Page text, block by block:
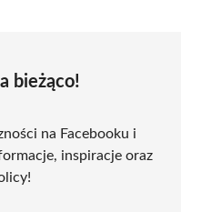
bieżąco!
na Facebooku i
inspiracje oraz